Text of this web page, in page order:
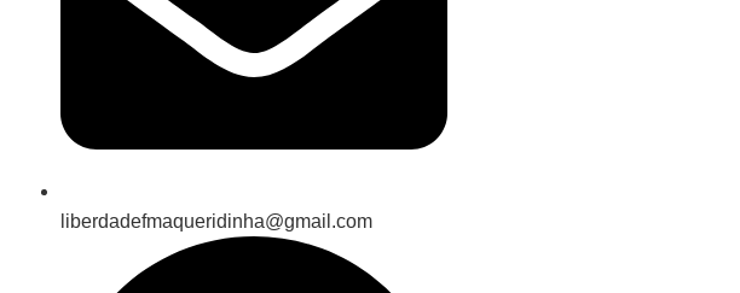
liberdadefmaqueridinha@gmail.com